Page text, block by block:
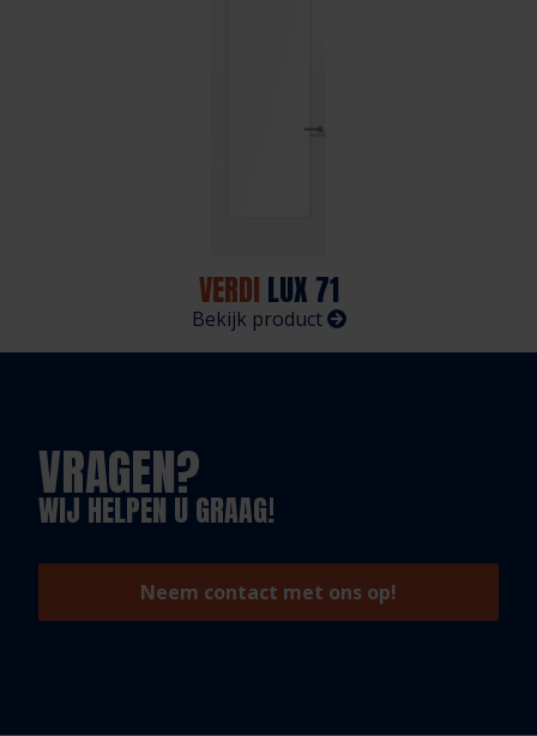
VERDI LUX 71
Bekijk product
VRAGEN?
WIJ HELPEN U GRAAG!
Neem contact met ons op!